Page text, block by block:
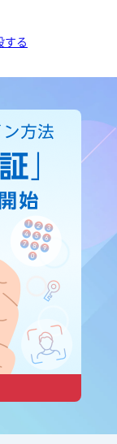
する